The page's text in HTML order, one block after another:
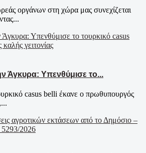
οργάνων στη χώρα μας συνεχίζεται
Άγκυρα: Υπενθύμισε το...
casus belli έκανε ο πρωθυπουργός